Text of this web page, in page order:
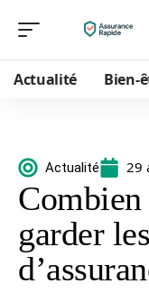
Actualité Bien-
Actualité 29
garder